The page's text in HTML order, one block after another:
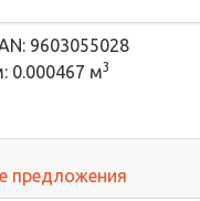
9603055028
0.000467 м3
предложения